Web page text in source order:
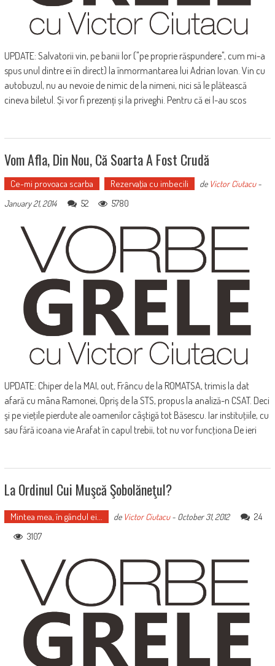
UPDATE: Salvatorii vin, pe banii lor ("pe proprie răspundere", cum mi-a
spus unul dintre ei în direct) la înmormantarea lui Adrian Iovan. Vin cu
autobuzul, nu au nevoie de nimic de la nimeni, nici să le plătească
cineva biletul. Și vor fi prezenți și la priveghi. Pentru că ei l-au scos
Vom Afla, Din Nou, Că Soarta A Fost Crudă
Ce-mi provoaca scarba Rezervaţia cu imbecili de Victor Ciutacu-
January 21, 2014
52 5780
UPDATE: Chiper de la MAI, out, Frâncu de la ROMATSA, trimis la dat
afară cu mâna Ramonei, Opriş de la STS, propus la analiză-n CSAT. Deci
şi pe vieţile pierdute ale oamenilor câştigă tot Băsescu. Iar instituţiile, cu
sau fără icoana vie Arafat în capul trebii, tot nu vor funcţiona De ieri
La Ordinul Cui Muşcă Şobolăneţul?
Mintea mea, în gândul ei... de Victor Ciutacu- October 31, 2012
24
3107